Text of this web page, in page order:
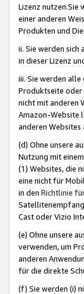
Lizenz nutzen.Sie
einer anderen
Produkten und
ii. Sie werden sich
in dieser Lizenz
iii. Sie werden
Produktseite oder
nicht mit anderen
Amazon-Website
anderen
(d) Ohne unsere
Nutzung mit
(1) Websites, die
eine nicht für
in den Richtlinie
Cast oder Vizio
(e) Ohne unsere
verwenden, um
anderen
für die direkte
(f) Sie werden (i)